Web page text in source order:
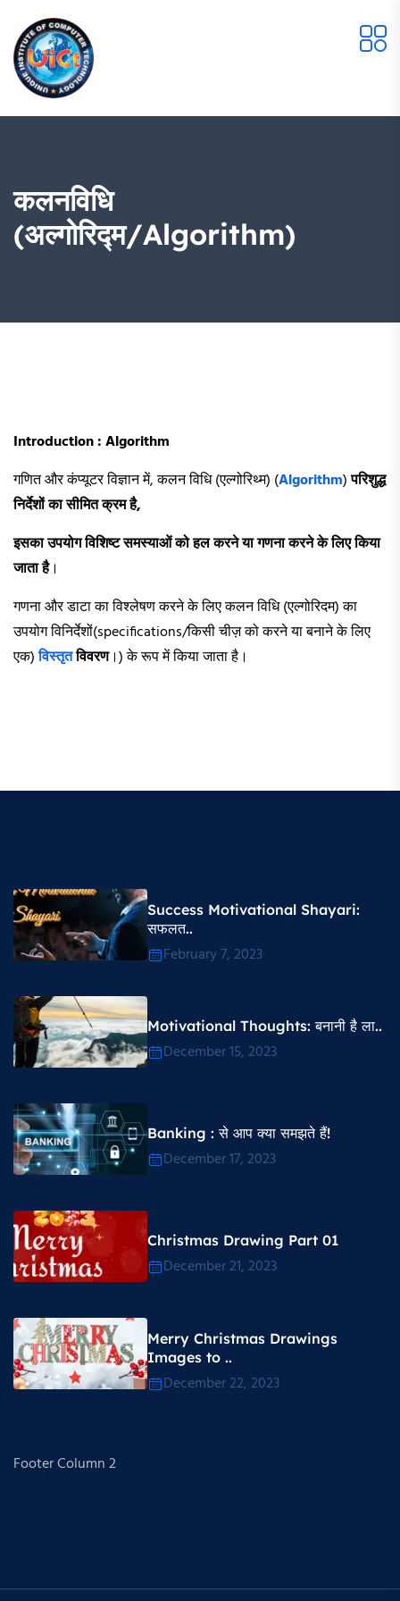
कलनविधि
(अल्गोरिद्म/Algorithm)
Introduction : Algorithm
गणित और कंप्यूटर विज्ञान में, कलन विधि (एल्गोरिथ्म) (Algorithm)परिशुद्ध
निर्देशों का सीमित क्रम है,
इसका उपयोग विशिष्ट समस्याओं को हल करने या गणना करने के लिए किया
जाता है।
गणना और डाटा का विश्लेषण करने के लिए कलन विधि (एल्गोरिदम) का
उपयोग विनिर्देशों(specifications/किसी चीज़ को करने या बनाने के लिए
एक)विस्तृतविवरण।) के रूप में किया जाता है।
Success Motivational Shayari​:
सफलत..
February 7, 2023
Motivational Thoughts​: बनानी है ला..
December 15, 2023
Banking : से आप क्या समझते हैं!
December 17, 2023
Christmas Drawing Part 01
December 21, 2023
Merry Christmas Drawings
Images to ..
December 22, 2023
Footer Column 2